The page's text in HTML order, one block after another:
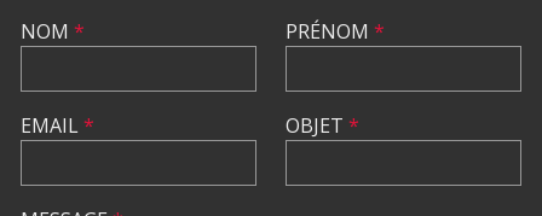
NOM *
EMAIL*
PRÉNOM *
OBJET *